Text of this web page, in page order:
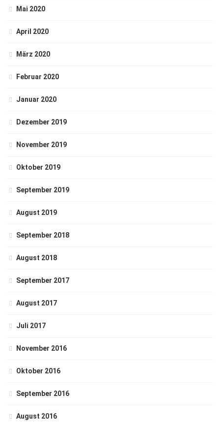
Mai 2020
April 2020
März 2020
Februar 2020
Januar 2020
Dezember 2019
November 2019
Oktober 2019
September 2019
August 2019
September 2018
August 2018
September 2017
August 2017
Juli 2017
November 2016
Oktober 2016
September 2016
August 2016